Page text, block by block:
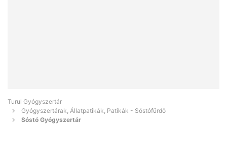
Turul Gyógyszertár
Gyógyszertárak, Állatpatikák, Patikák - Sóstófürdő
Sóstó Gyógyszertár